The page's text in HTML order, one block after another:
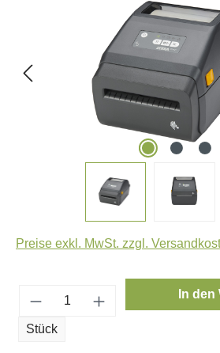
Preise exkl. MwSt. zzgl.
Produkt Anzahl: Gib den
Stück
In